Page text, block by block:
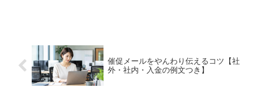
催促メールをやんわり伝えるコツ【社
外・社内・入金の例文つき】